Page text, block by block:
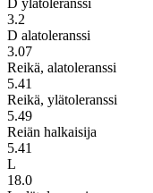
3.2
D alatoleranssi
3.07
Reikä, alatoleranssi
5.41
Reikä, ylätoleranssi
5.49
Reiän halkaisija
5.41
L
18.0